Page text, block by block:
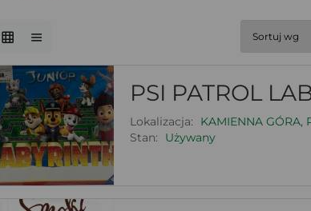
PSI PATROL
Lokalizacja:
KAMIENNA GÓRA,
Stan:
Używany